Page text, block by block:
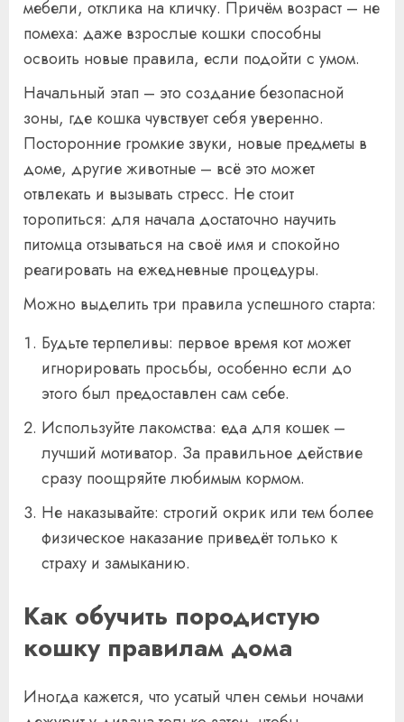
мебели, отклика на кличку. Причём возраст – не
помеха: даже взрослые кошки способны
освоить новые правила, если подойти с умом.
Начальный этап – это создание безопасной
зоны, где кошка чувствует себя уверенно.
Посторонние громкие звуки, новые предметы в
доме, другие животные – всё это может
отвлекать и вызывать стресс. Не стоит
торопиться: для начала достаточно научить
питомца отзываться на своё имя и спокойно
реагировать на ежедневные процедуры.
Можно выделить три правила успешного старта:
Будьте терпеливы: первое время кот может
игнорировать просьбы, особенно если до
этого был предоставлен сам себе.
Используйте лакомства: еда для кошек –
лучший мотиватор. За правильное действие
сразу поощряйте любимым кормом.
Не наказывайте: строгий окрик или тем более
физическое наказание приведёт только к
страху и замыканию.
Как обучить породистую
кошку правилам дома
Иногда кажется, что усатый член семьи ночами